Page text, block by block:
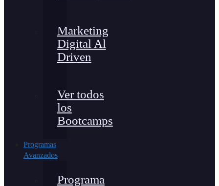
Marketing
Digital Al
Driven
Ver todos
los
Bootcamps
Programas
Avanzados
Programa